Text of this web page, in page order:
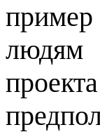
пример
людям